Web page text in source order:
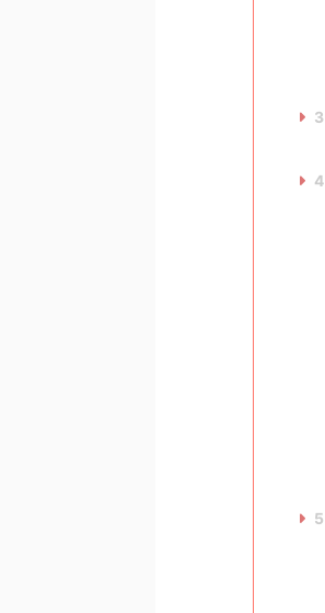
3
4
5